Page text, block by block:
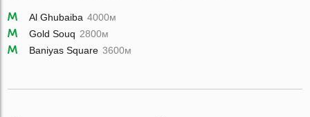
Al Ghubaiba 4000м
Gold Souq 2800м
Baniyas Square 3600м